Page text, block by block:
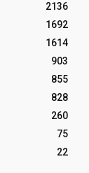
2136
1692
1614
903
855
828
260
75
22